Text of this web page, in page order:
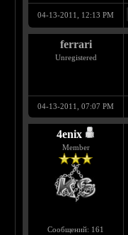
04-13-2011, 12:13 PM
ferrari
Unregistered
04-13-2011, 07:07 PM
4enix
Member
Сообщений: 161